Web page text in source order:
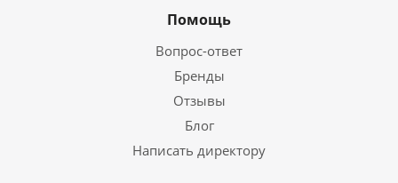
Помощь
Вопрос-ответ
Бренды
Отзывы
Блог
Написать директору